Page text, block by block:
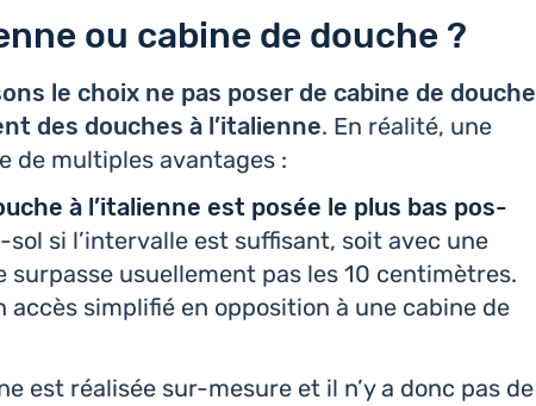
ou cabine de douche ?
le choix ne pas poser de cabine de douche
des douches à l’i­ta­lienne. En réalité, une
de mul­tiples avantages :
à l’i­ta­lienne est posée le plus bas pos­
si l’in­ter­valle est suf­fi­sant, soit avec une
sur­passe usuel­le­ment pas les 10 cen­ti­mètres.
accès sim­pli­fié en oppo­si­tion à une cabine de
est réa­li­sée sur-mesure et il n’y a donc pas de